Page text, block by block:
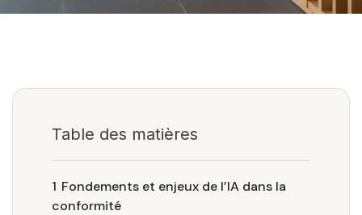
Table des matières
1 Fondements et enjeux de l’IA dans la
conformité